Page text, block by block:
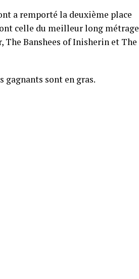
a remporté la deuxième place
celle du meilleur long métrage
Banshees of Inisherin et The
gagnants sont en gras.